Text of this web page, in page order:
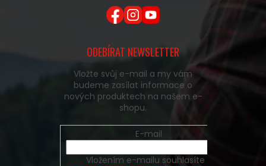
ODEBÍRAT NEWSLETTER
Vložte svůj e-mail a my vám
budeme zasílat informace o
nových produktech na našem e-
shopu.
E-mail